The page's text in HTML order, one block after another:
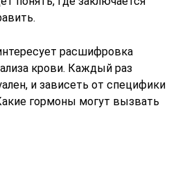
расшифровка
крови. Каждый раз
и зависеть от специфики
гормоны могут вызвать